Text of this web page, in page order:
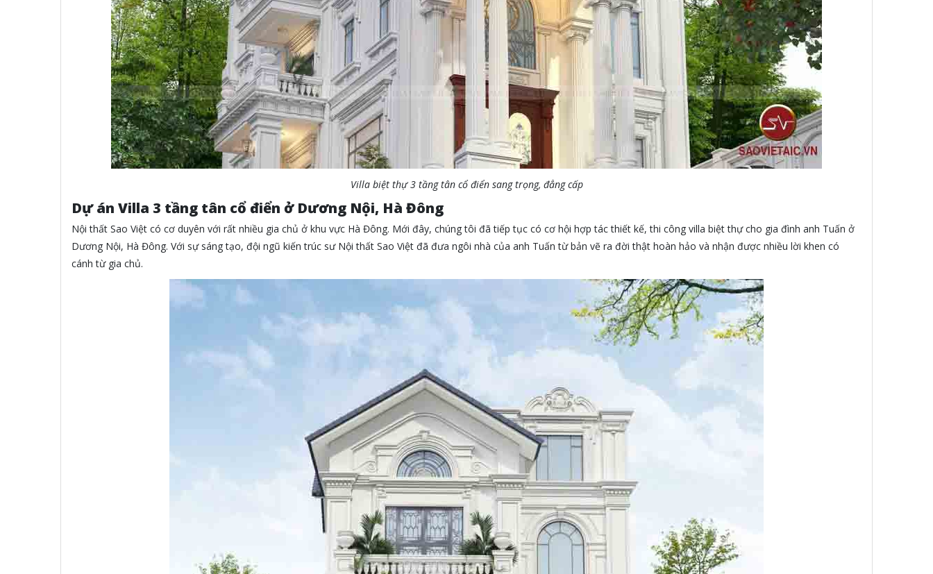
Villa biệt thự 3 tầng tân cổ điển sang trọng, đẳng cấp
Dự án Villa 3 tầng tân cổ điển ở Dương Nội, Hà Đông
Nội thất Sao Việt có cơ duyên với rất nhiều gia chủ ở khu vực Hà Đông. Mới đây, chúng tôi đã tiếp tục có cơ hội hợp tác thiết kế, thi công villa biệt thự cho gia đình anh Tuấn ở
Dương Nội, Hà Đông. Với sự sáng tạo, đội ngũ kiến trúc sư Nội thất Sao Việt đã đưa ngôi nhà của anh Tuấn từ bản vẽ ra đời thật hoàn hảo và nhận được nhiều lời khen có
cánh từ gia chủ.